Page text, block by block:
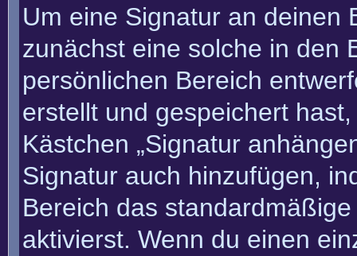
Um eine Signatur an deinen
zunächst eine solche in den
persönlichen Bereich
erstellt und gespeichert
Kästchen „Signatur
Signatur auch hinzufügen,
Bereich das
aktivierst. Wenn du einen